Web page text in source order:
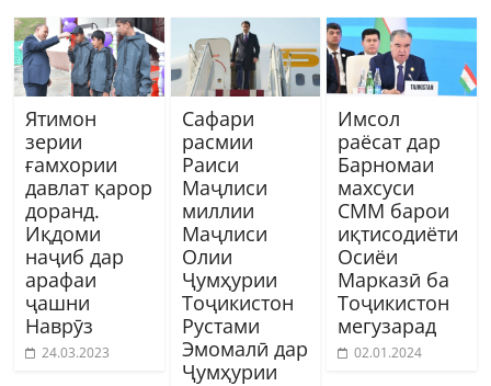
Ятимон
зерии
ғамхории
давлат қарор
доранд.
Иқдоми
наҷиб дар
арафаи
ҷашни
Наврӯз
24.03.2023
Сафари
расмии
Раиси
Маҷлиси
миллии
Маҷлиси
Олии
Ҷумҳурии
Тоҷикистон
Рустами
Эмомалӣ дар
Ҷумҳурии
Имсол
раёсат дар
Барномаи
махсуси
СММ барои
иқтисодиёти
Осиёи
Марказӣ ба
Тоҷикистон
мегузарад
02.01.2024